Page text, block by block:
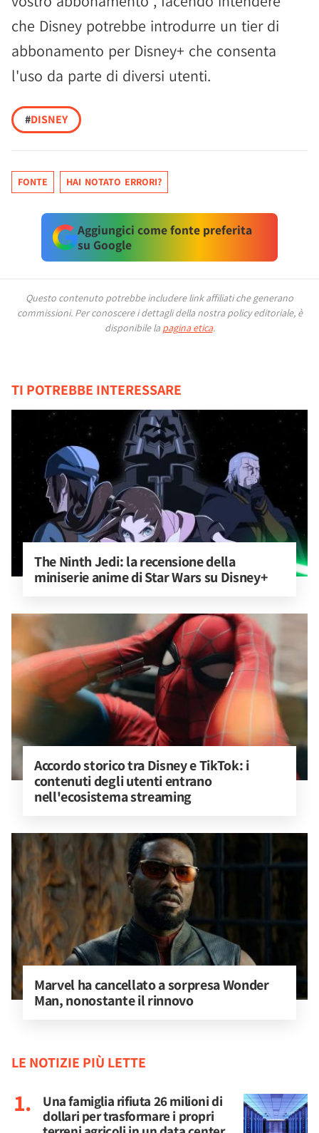
che Disney potrebbe introdurre un tier di
abbonamento per Disney+ che consenta
l'uso da parte di diversi utenti.
#DISNEY
FONTE HAI NOTATO ERRORI?
Aggiungici come fonte preferita
su Google
Questo contenuto potrebbe includere link affiliati che generano
commissioni. Per conoscere i dettagli della nostra policy editoriale, è
disponibile la pagina etica.
TI POTREBBE INTERESSARE
The Ninth Jedi: la recensione della
miniserie anime di Star Wars su Disney+
Accordo storico tra Disney e TikTok: i
contenuti degli utenti entrano
nell'ecosistema streaming
Marvel ha cancellato a sorpresa Wonder
Man, nonostante il rinnovo
LE NOTIZIE PIÙ LETTE
Una famiglia rifiuta 26 milioni di
dollari per trasformare i propri